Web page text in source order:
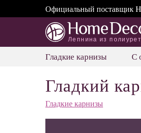
Официальный поставщик
Лепнина из
Гладкие карнизы С
Гладкий
Гладкие карнизы